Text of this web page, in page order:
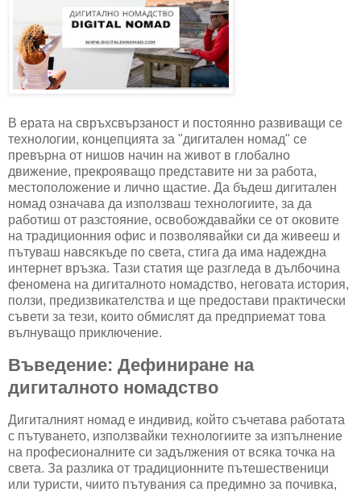
В ерата на свръхсвързаност и постоянно развиващи се
технологии, концепцията за "дигитален номад" се
превърна от нишов начин на живот в глобално
движение, прекрояващо представите ни за работа,
местоположение и лично щастие. Да бъдеш дигитален
номад означава да използваш технологиите, за да
работиш от разстояние, освобождавайки се от оковите
на традиционния офис и позволявайки си да живееш и
пътуваш навсякъде по света, стига да има надеждна
интернет връзка. Тази статия ще разгледа в дълбочина
феномена на дигиталното номадство, неговата история,
ползи, предизвикателства и ще предостави практически
съвети за тези, които обмислят да предприемат това
вълнуващо приключение.
Въведение: Дефиниране на
дигиталното номадство
Дигиталният номад е индивид, който съчетава работата
с пътуването, използвайки технологиите за изпълнение
на професионалните си задължения от всяка точка на
света. За разлика от традиционните пътешественици
или туристи, чиито пътувания са предимно за почивка,